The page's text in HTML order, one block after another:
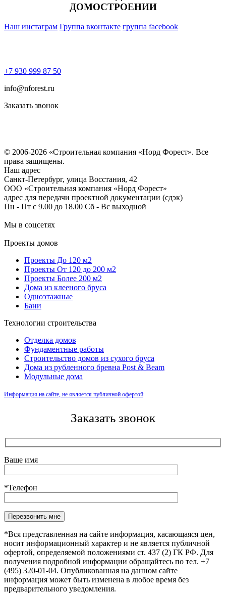
ДОМОСТРОЕНИИ
Наш инстаграм Группа вконтакте группа facebook
+7 930 999 87 50
info@nforest.ru
Заказать звонок
© 2006-2026 «Строительная компания «Норд Форест». Все
права защищены.
Наш адрес
​Санкт-Петербург, улица Восстания, 42
ООО «Строительная компания «Норд Форест»
адрес для передачи проектной документации (сдэк)
Пн - Пт с 9.00 до 18.00 Сб - Вс выходной
Мы в соцсетях
Проекты домов
Проекты До 120 м2
Проекты От 120 до 200 м2
Проекты Более 200 м2
Дома из клееного бруса
Одноэтажные
Бани
Технологии строительства
Отделка домов
Фундаментные работы
Строительство домов из сухого бруса
Дома из рубленного бревна Post & Beam
Модульные дома
Информация на сайте, не является публичной офертой
Заказать звонок
Ваше имя
*Телефон
Оставьте это поле пустым.
*Вся представленная на сайте информация, касающаяся цен,
носит информационный характер и не является публичной
офертой, определяемой положениями ст. 437 (2) ГК РФ. Для
получения подробной информации обращайтесь по тел. +7
(495) 320-01-04. Опубликованная на данном сайте
информация может быть изменена в любое время без
предварительного уведомления.